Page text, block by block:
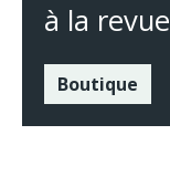
à la revue
Boutique